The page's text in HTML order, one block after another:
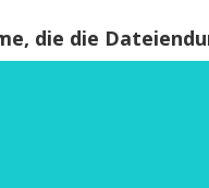
die die